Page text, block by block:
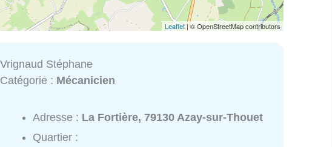
Leaflet| © OpenStreetMap contributors
Vrignaud Stéphane
Catégorie : Mécanicien
Adresse : La Fortière, 79130 Azay-sur-Thouet
Quartier :